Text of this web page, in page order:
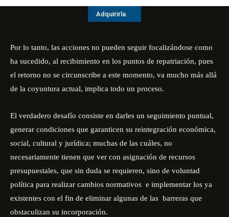
Adquirirla
Por lo tanto, las acciones no pueden seguir focalizándose como
ha sucedido, al recibimiento en los puntos de repatriación, pues
el retorno no se circunscribe a este momento, va mucho más allá
de la coyuntura actual, implica todo un proceso.
El verdadero desafío consiste en darles un seguimiento puntual,
generar condiciones que garanticen su reintegración económica,
social, cultural y jurídica; muchas de las cuáles, no
necesariamente tienen que ver con asignación de recursos
presupuestales, que sin duda se requieren, sino de voluntad
política para realizar cambios normativos e implementar los ya
existentes con el fin de eliminar algunas de las barreras que
obstaculizan su incorporación.